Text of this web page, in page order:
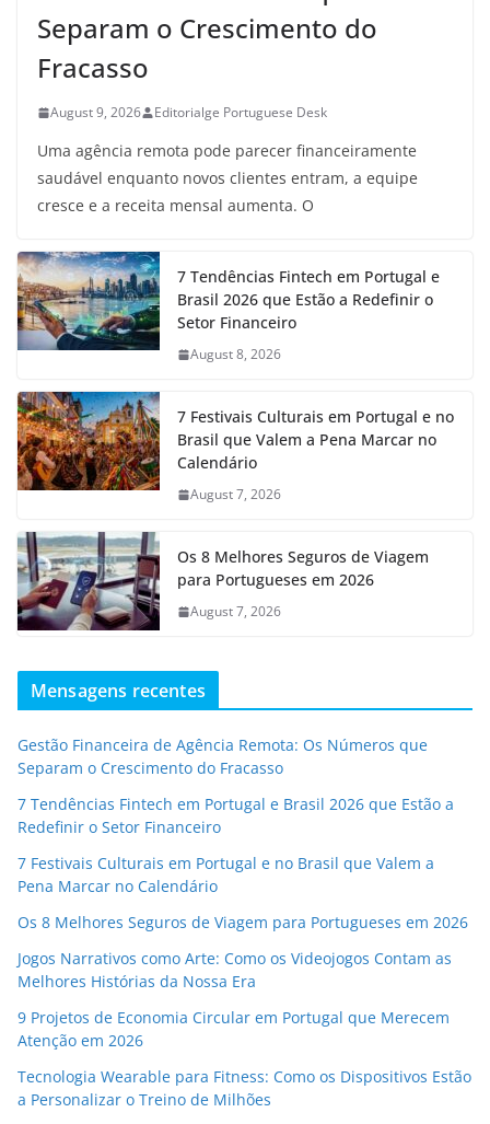
Separam o Crescimento do
Fracasso
August 9, 2026 Editorialge Portuguese Desk
Uma agência remota pode parecer financeiramente
saudável enquanto novos clientes entram, a equipe
cresce e a receita mensal aumenta. O
7 Tendências Fintech em Portugal e
Brasil 2026 que Estão a Redefinir o
Setor Financeiro
August 8, 2026
7 Festivais Culturais em Portugal e no
Brasil que Valem a Pena Marcar no
Calendário
August 7, 2026
Os 8 Melhores Seguros de Viagem
para Portugueses em 2026
August 7, 2026
Mensagens recentes
Gestão Financeira de Agência Remota: Os Números que
Separam o Crescimento do Fracasso
7 Tendências Fintech em Portugal e Brasil 2026 que Estão a
Redefinir o Setor Financeiro
7 Festivais Culturais em Portugal e no Brasil que Valem a
Pena Marcar no Calendário
Os 8 Melhores Seguros de Viagem para Portugueses em 2026
Jogos Narrativos como Arte: Como os Videojogos Contam as
Melhores Histórias da Nossa Era
9 Projetos de Economia Circular em Portugal que Merecem
Atenção em 2026
Tecnologia Wearable para Fitness: Como os Dispositivos Estão
a Personalizar o Treino de Milhões